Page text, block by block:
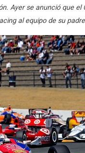
Ayer se anunció que
al equipo de su